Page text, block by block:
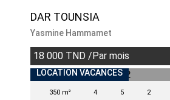
DAR TOUNSIA
Yasmine Hammamet
18 000 TND /Par mois
INDISPONIBLE
LOCATION VACANCES
350 m² 4 5 2